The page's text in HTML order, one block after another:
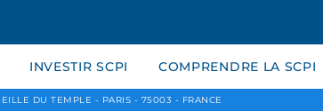
INVESTIR SCPI COMPRENDRE LA SCPI
DU TEMPLE - PARIS - 75003 - FRANCE